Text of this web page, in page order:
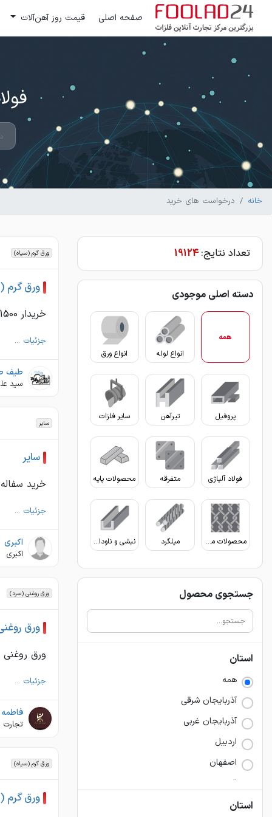
صفحه اصلی قیمت روز آهن‌آلات
فولاد 24 ؛ بزرگترین
خانه درخواست های خرید
تعداد نتایج: 19124
دسته اصلی موجودی
همه
انواع لوله
انواع ورق
پروفیل تیرآهن سایر فلزات
فولاد آلیاژی متفرقه محصولات پایه
محصولات مفتولی میلگرد نبشی و ناودانی
جستجوی محصول
استان
همه
آذربايجان شرقي
آذربايجان غربي
اردبيل
اصفهان
البرز
ايلام
استان
ورق گرم (سیاه)
ورق گرم
خریدار 1500*6 آجدار تماس 09134598987
جزئیات ...
سید
سایر
سایر
خرید
جزئیات ...
اکبری
اکبری
ورق روغنی (سرد)
ورق
ورق روغنی st14 ضخامت 2.5میل عرض 1000رول مقدار خرید 2تا رول
جزئیات ...
فاطمه
ورق گرم (سیاه)
ورق گرم